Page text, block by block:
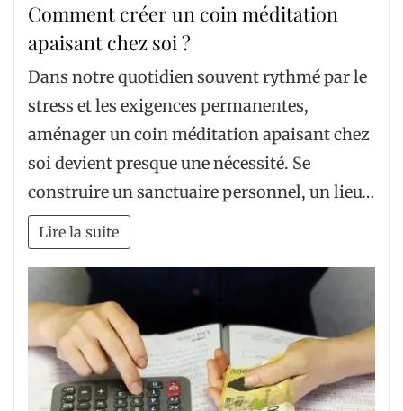
Comment créer un coin méditation
apaisant chez soi ?
Dans notre quotidien souvent rythmé par le
stress et les exigences permanentes,
aménager un coin méditation apaisant chez
soi devient presque une nécessité. Se
construire un sanctuaire personnel, un lieu…
Lire la suite